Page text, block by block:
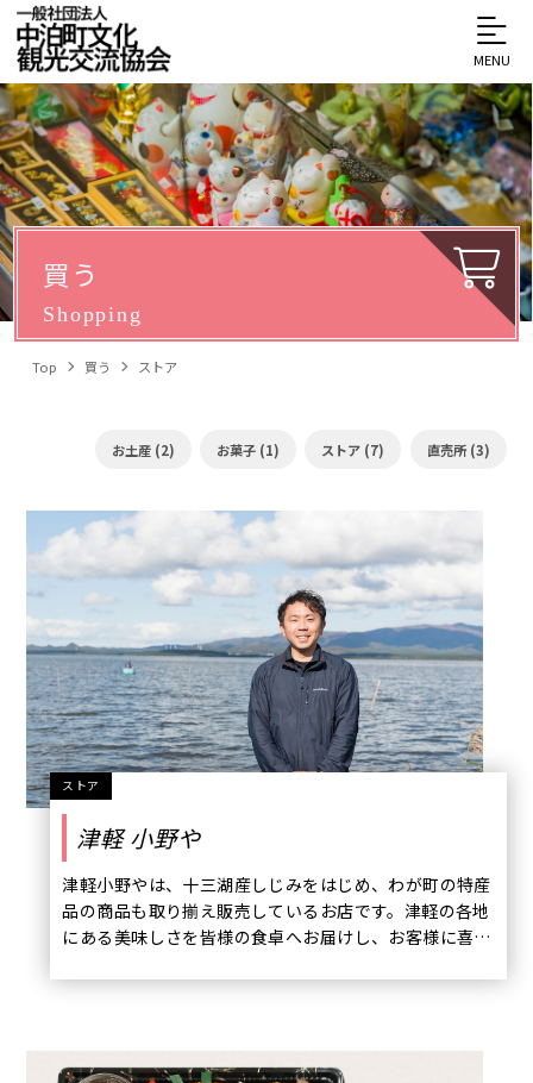
MENU
買う
Shopping
Top 買う ストア
お土産 (2) お菓子 (1) ストア (7) 直売所 (3)
ストア
津軽 小野や
津軽小野やは、十三湖産しじみをはじめ、わが町の特産
品の商品も取り揃え販売しているお店です。津軽の各地
にある美味しさを皆様の食卓へお届けし、お客様に喜ん
通し全国のお客様と直接出会いヒントを頂きがら津軽の